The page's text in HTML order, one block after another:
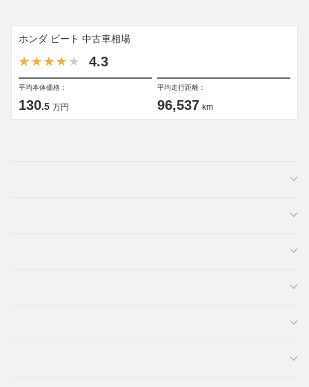
ホンダ ビート 中古車相場
4.3
平均本体価格：
130.5 万円
平均走行距離：
96,537 km